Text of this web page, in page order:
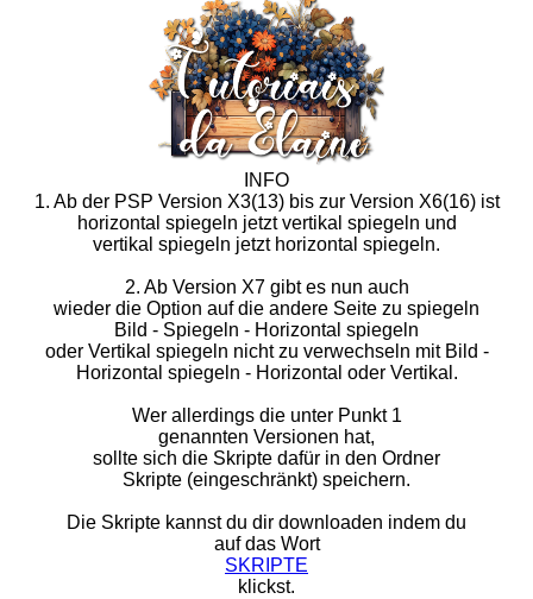
INFO
1. Ab der PSP Version X3(13) bis zur Version X6(16) ist
horizontal spiegeln jetzt vertikal spiegeln und
vertikal spiegeln jetzt horizontal spiegeln.
2. Ab Version X7 gibt es nun auch
wieder die Option auf die andere Seite zu spiegeln
Bild - Spiegeln - Horizontal spiegeln
oder Vertikal spiegeln nicht zu verwechseln mit Bild -
Horizontal spiegeln - Horizontal oder Vertikal.
Wer allerdings die unter Punkt 1
genannten Versionen hat,
sollte sich die Skripte dafür in den Ordner
Skripte (eingeschränkt) speichern.
Die Skripte kannst du dir downloaden indem du
auf das Wort
SKRIPTE
klickst.